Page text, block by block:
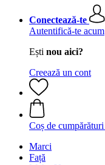
Conectează-te
Autentifică-te acum
Ești nou aici?
Creează un cont
Coș de cumpărături
Marci
Față